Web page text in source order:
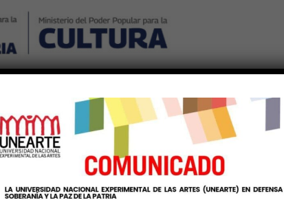
Etiqueta:FlautaVenezolana